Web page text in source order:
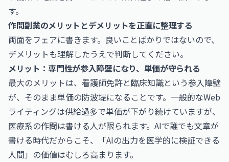
す。
作問副業のメリットとデメリットを正直に整理する
両面をフェアに書きます。良いことばかりではないので、
デメリットも理解したうえで判断してください。
メリット：専門性が参入障壁になり、単価が守られる
最大のメリットは、看護師免許と臨床知識という参入障壁
が、そのまま単価の防波堤になることです。一般的なWeb
ライティングは供給過多で単価が下がり続けていますが、
医療系の作問は書ける人が限られます。AIで誰でも文章が
書ける時代だからこそ、「AIの出力を医学的に検証できる
人間」の価値はむしろ高まります。